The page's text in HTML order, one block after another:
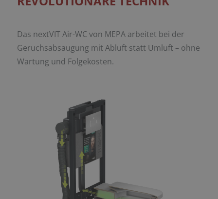
Das nextVIT Air-WC von MEPA arbeitet bei der
Geruchsabsaugung mit Abluft statt Umluft – ohne
Wartung und Folgekosten.